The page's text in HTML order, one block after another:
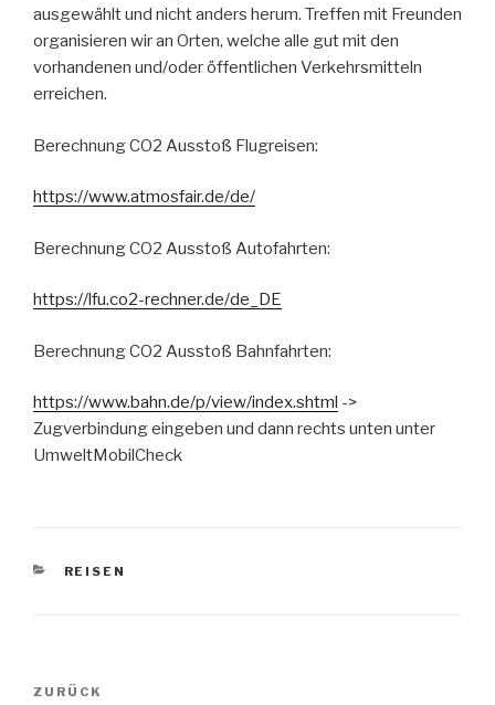
ausgewählt und nicht anders herum. Treffen mit Freunden
organisieren wir an Orten, welche alle gut mit den
vorhandenen und/oder öffentlichen Verkehrsmitteln
erreichen.
Berechnung CO2 Ausstoß Flugreisen:
https://www.atmosfair.de/de/
Berechnung CO2 Ausstoß Autofahrten:
https://lfu.co2-rechner.de/de_DE
Berechnung CO2 Ausstoß Bahnfahrten:
https://www.bahn.de/p/view/index.shtml ->
Zugverbindung eingeben und dann rechts unten unter
UmweltMobilCheck
KATEGORIEN
REISEN
Beitragsnavigation
Vorheriger
ZURÜCK